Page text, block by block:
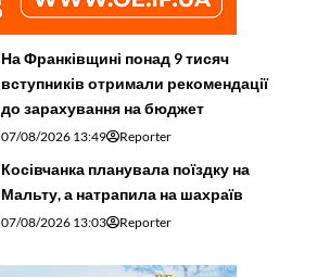
На Франківщині понад 9 тисяч
вступників отримали рекомендації
до зарахування на бюджет
07/08/2026 13:49 Reporter
Косівчанка планувала поїздку на
Мальту, а натрапила на шахраїв
07/08/2026 13:03 Reporter